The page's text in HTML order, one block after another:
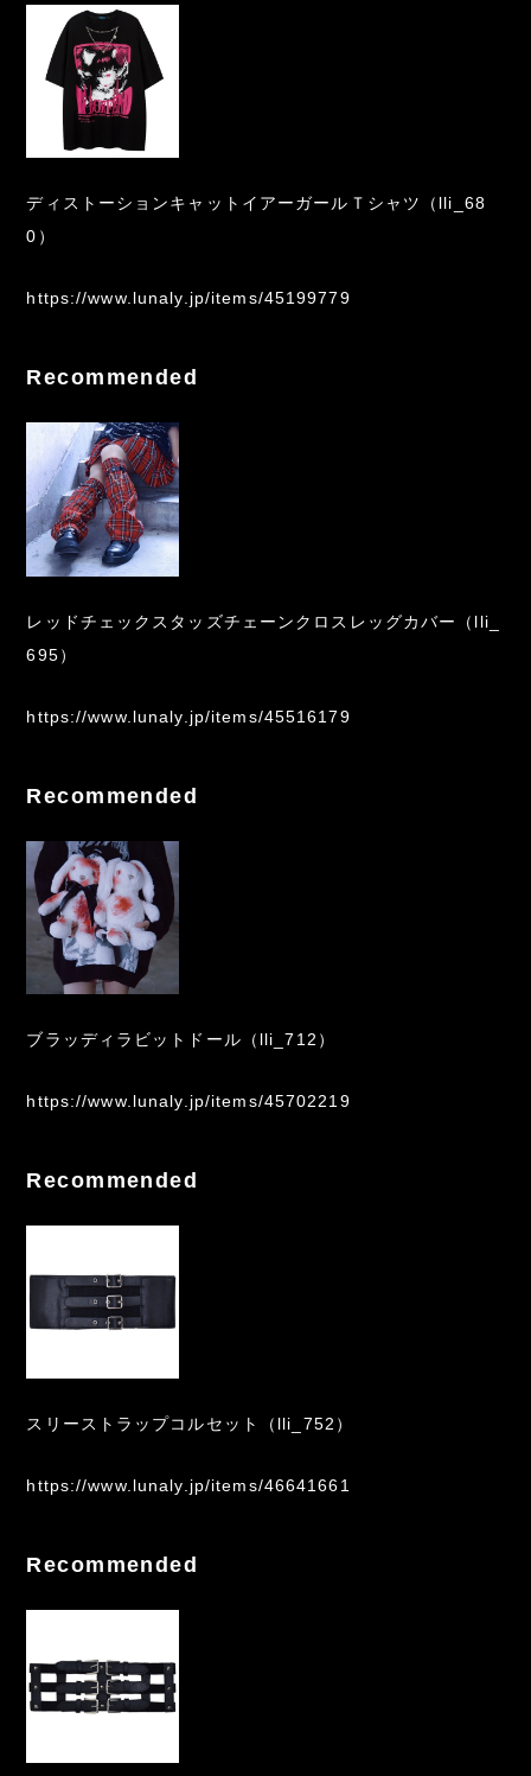
ディストーションキャットイアーガールＴシャツ（lli_68
0）
https://www.lunaly.jp/items/45199779
Recommended
レッドチェックスタッズチェーンクロスレッグカバー（lli_
695）
https://www.lunaly.jp/items/45516179
Recommended
ブラッディラビットドール（lli_712）
https://www.lunaly.jp/items/45702219
Recommended
スリーストラップコルセット（lli_752）
https://www.lunaly.jp/items/46641661
Recommended